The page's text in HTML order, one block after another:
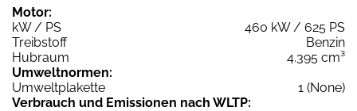
Motor:
kW / PS
460 kW / 625 PS
Treibstoff
Benzin
Hubraum
4.395 cm³
Umweltnormen:
Umweltplakette
1 (None)
Verbrauch und Emissionen nach WLTP: